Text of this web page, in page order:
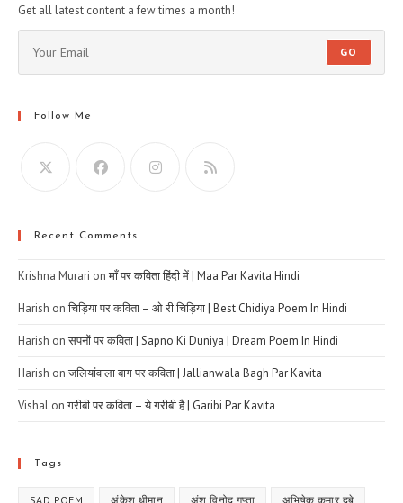
Get all latest content a few times a month!
GO
Follow Me
Recent Comments
Krishna Murari onमाँ पर कविता हिंदी में | Maa Par Kavita Hindi
Harish onचिड़िया पर कविता – ओ री चिड़िया | Best Chidiya Poem In Hindi
Harish onसपनों पर कविता | Sapno Ki Duniya | Dream Poem In Hindi
Harish onजलियांवाला बाग पर कविता | Jallianwala Bagh Par Kavita
Vishal onगरीबी पर कविता – ये गरीबी है | Garibi Par Kavita
Tags
SAD POEM अंकेश धीमान अंशु विनोद गुप्ता अभिषेक कुमार दूबे